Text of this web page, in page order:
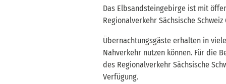
Das Elbsandsteingebirge ist mit
Regionalverkehr Sächsische
Übernachtungsgäste erhalten in
Nahverkehr nutzen können. Für die
des Regionalverkehr Sächsische
Verfügung.